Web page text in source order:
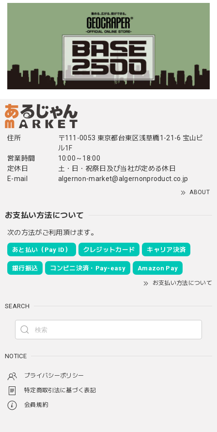
住所
〒111-0053 東京都台東区浅草橋1-21-6 宝山ビ
ル1F
営業時間
10:00～18:00
定休日
土・日・祝祭日及び当社が定める休日
E-mail
algernon-market@algernonproduct.co.jp
ABOUT
お支払い方法について
次の方法がご利用頂けます。
あと払い（Pay ID） クレジットカード キャリア決済
銀行振込 コンビニ決済・Pay-easy Amazon Pay
お支払い方法について
SEARCH
NOTICE
プライバシーポリシー
特定商取引法に基づく表記
会員規約